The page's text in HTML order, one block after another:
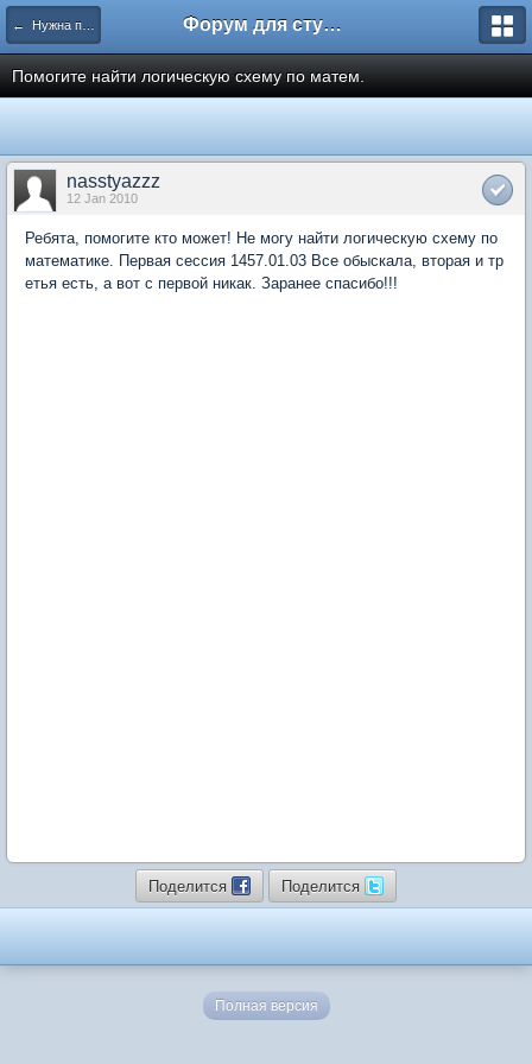
← Нужна помощь Форум для студента СГА
Помогите найти логическую схему по матем.
nasstyazzz
12 Jan 2010
Ребята, помогите кто может! Не могу найти логическую схему по
математике. Первая сессия 1457.01.03 Все обыскала, вторая и тр
етья есть, а вот с первой никак. Заранее спасибо!!!
Поделится Поделится
Полная версия